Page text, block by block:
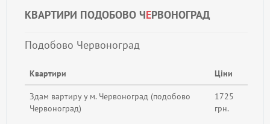
КВАРТИРИ ПОДОБОВО ЧЕРВОНОГРАД
Подобово Червоноград
Квартири Ціни
Здам вартиру у м. Червоноград (подобово
Червоноград)
1725
грн.